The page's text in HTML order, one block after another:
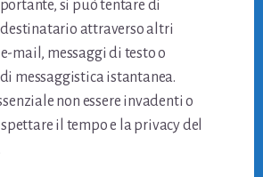
si può tentare di
attraverso altri
mail, messaggi di testo o
messaggistica istantanea.
non essere invadenti o
il tempo e la privacy del